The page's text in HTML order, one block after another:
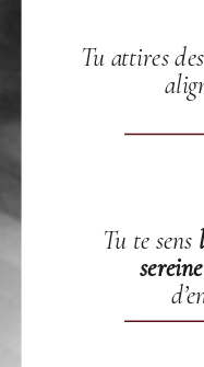
Tu te sens
sereine
Tu attires